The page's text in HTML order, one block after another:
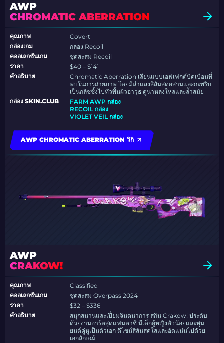
AWP
CHROMATIC ABERRATION
คุณภาพ
Covert
กล่องเกม
กล่อง Recoil
คอลเลกชันเกม
ชุดสะสม Recoil
ราคา
$40 – $141
คำอธิบาย
Chromatic Aberration เลียนแบบเอฟเฟกต์บิดเบือนที่
พบในการถ่ายภาพ โดยมีลำแสงสีสันสดผสานและกะพริบ
เป็นกลิชชิ้งไปทั่วพื้นผิวอาวุธ ดูน่าหลงใหลและล้ำสมัย
กล่อง SKIN.CLUB
FARM AWP กล่อง
RECOIL กล่อง
VIOLET VEIL กล่อง
AWP CHROMATIC ABERRATION วิกิ
AWP
CRAKOW!
คุณภาพ
Classified
คอลเลกชันเกม
ชุดสะสม Overpass 2024
ราคา
$32 – $336
คำอธิบาย
สนุกสนานและเปี่ยมจินตนาการ สกิน Crakow! ประดับ
ด้วยงานอาร์ตสุดแฟนตาซี มีเด็กผู้หญิงตัวน้อยและหุ่น
ยนต์คู่หูเป็นตัวเอก ดีไซน์สีสันสดใสและอัดแน่นไปด้วย
เอกลักษณ์.